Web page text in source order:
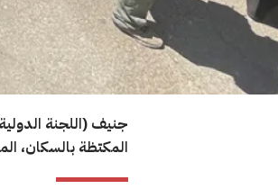
جنيف (اللجنة
المكتظة بالسكان،